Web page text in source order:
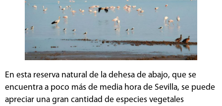
En esta reserva natural de la dehesa de abajo, que se
encuentra a poco más de media hora de Sevilla, se puede
apreciar una gran cantidad de especies vegetales